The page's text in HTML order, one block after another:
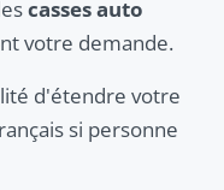
casses auto
votre demande.
d'étendre votre
si personne